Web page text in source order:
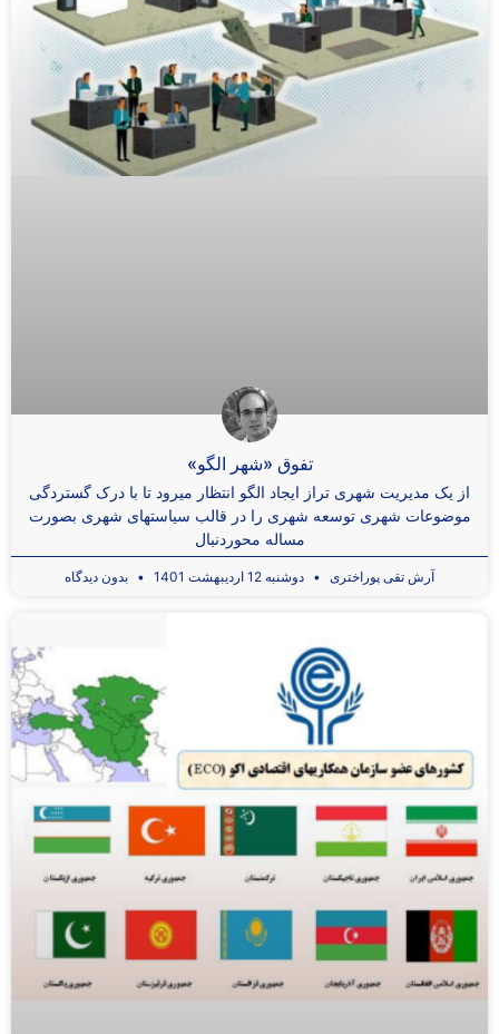
تفوق «شهر الگو»
از یک‌ مدیریت شهری تراز ایجاد الگو انتظار میرود تا با درک گستردگی
موضوعات شهری توسعه شهری را در قالب سیاستهای شهری بصورت
مساله محوردنبال
آرش تقی ‌پوراختری دوشنبه 12 اردیبهشت 1401 بدون دیدگاه